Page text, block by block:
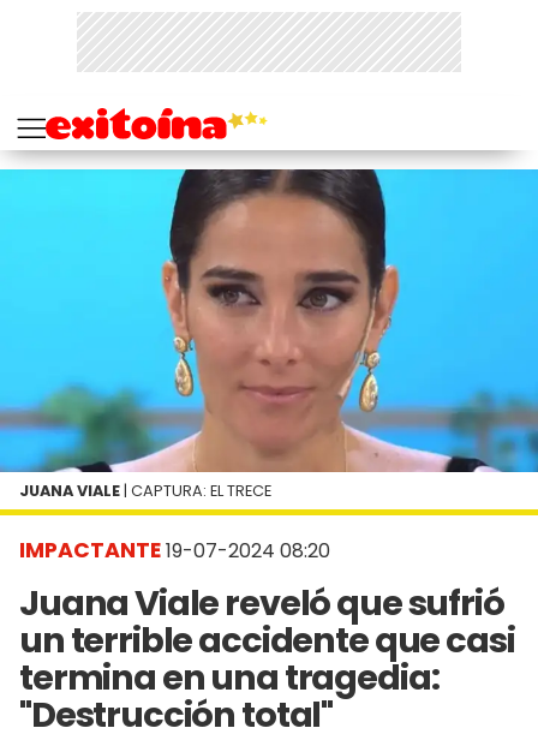
IMPACTANTE19-07-2024 08:20
Juana Viale reveló que sufrió
un terrible accidente que casi
termina en una tragedia:
"Destrucción total"
JUANA VIALE | CAPTURA: EL TRECE